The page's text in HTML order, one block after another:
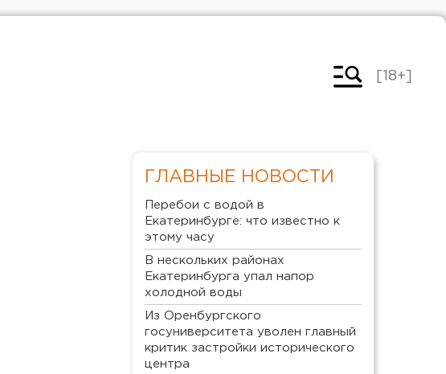
[18+]
ГЛАВНЫЕ НОВОСТИ
Перебои с водой в
Екатеринбурге: что известно к
этому часу
В нескольких районах
Екатеринбурга упал напор
холодной воды
Из Оренбургского
госуниверситета уволен главный
критик застройки исторического
центра